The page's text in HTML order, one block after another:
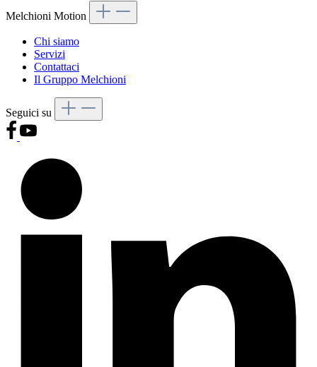
Melchioni Motion
Chi siamo
Servizi
Contattaci
Il Gruppo Melchioni
Seguici su